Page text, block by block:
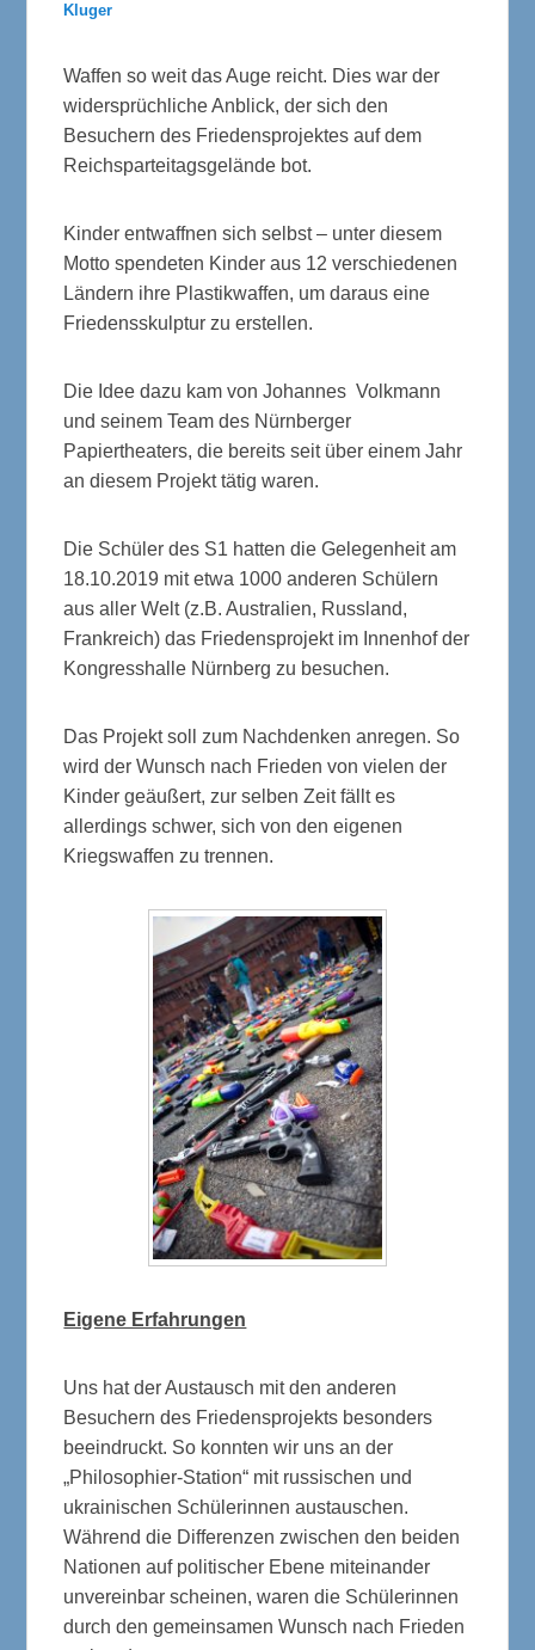
Kluger
Waffen so weit das Auge reicht. Dies war der
widersprüchliche Anblick, der sich den
Besuchern des Friedensprojektes auf dem
Reichsparteitagsgelände bot.
Kinder entwaffnen sich selbst – unter diesem
Motto spendeten Kinder aus 12 verschiedenen
Ländern ihre Plastikwaffen, um daraus eine
Friedensskulptur zu erstellen.
Die Idee dazu kam von Johannes Volkmann
und seinem Team des Nürnberger
Papiertheaters, die bereits seit über einem Jahr
an diesem Projekt tätig waren.
Die Schüler des S1 hatten die Gelegenheit am
18.10.2019 mit etwa 1000 anderen Schülern
aus aller Welt (z.B. Australien, Russland,
Frankreich) das Friedensprojekt im Innenhof der
Kongresshalle Nürnberg zu besuchen.
Das Projekt soll zum Nachdenken anregen. So
wird der Wunsch nach Frieden von vielen der
Kinder geäußert, zur selben Zeit fällt es
allerdings schwer, sich von den eigenen
Kriegswaffen zu trennen.
Eigene Erfahrungen
Uns hat der Austausch mit den anderen
Besuchern des Friedensprojekts besonders
beeindruckt. So konnten wir uns an der
„Philosophier-Station“ mit russischen und
ukrainischen Schülerinnen austauschen.
Während die Differenzen zwischen den beiden
Nationen auf politischer Ebene miteinander
unvereinbar scheinen, waren die Schülerinnen
durch den gemeinsamen Wunsch nach Frieden